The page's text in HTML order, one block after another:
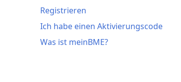
Registrieren
Ich habe einen Aktivierungscode
Was ist meinBME?